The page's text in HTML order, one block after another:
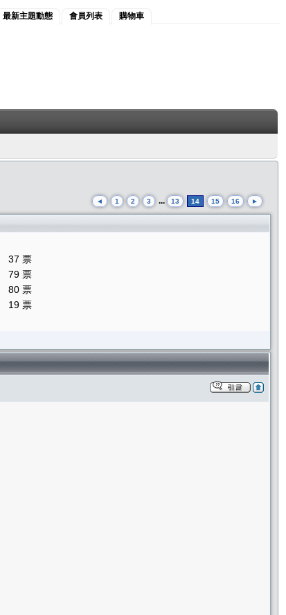
最新主題動態 會員列表 購物車
◄ 1 2 3 ... 13 14 15 16 ►
37 票
79 票
80 票
19 票